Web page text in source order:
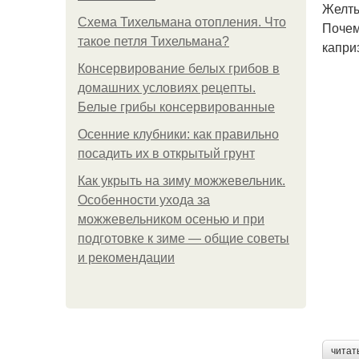
Схема Тихельмана отопления. Что
такое петля Тихельмана?
Консервирование белых грибов в
домашних условиях рецепты.
Белые грибы консервированные
Осенние клубники: как правильно
посадить их в открытый грунт
Как укрыть на зиму можжевельник.
Особенности ухода за
можжевельником осенью и при
подготовке к зиме — общие советы
и рекомендации